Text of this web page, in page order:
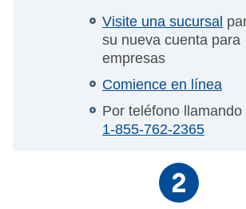
Visite una sucursal
su nueva cuenta para
empresas
Comience en línea
Por teléfono llamando
1-855-762-2365